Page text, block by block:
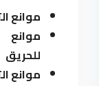
موانع
موانع
للحريق
موانع